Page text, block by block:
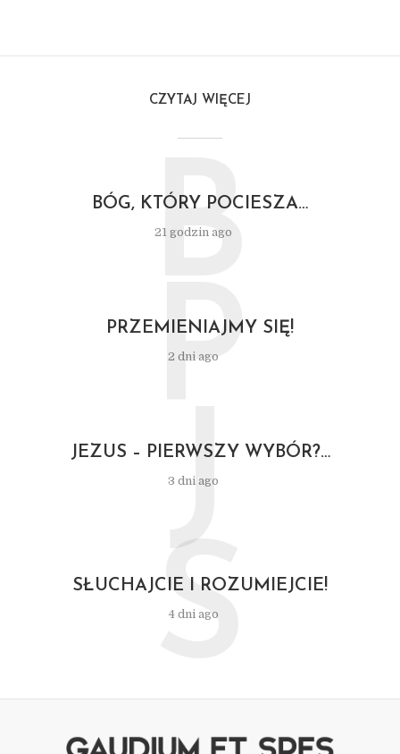
CZYTAJ WIĘCEJ
BÓG, KTÓRY POCIESZA…
21 godzin ago
B
PRZEMIENIAJMY SIĘ!
2 dni ago
P
JEZUS – PIERWSZY WYBÓR?…
3 dni ago
J
SŁUCHAJCIE I ROZUMIEJCIE!
4 dni ago
S